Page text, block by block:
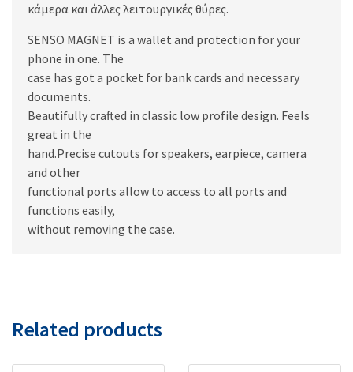
κάμερα και άλλες λειτουργικές θύρες.
SENSO MAGNET is a wallet and protection for your
phone in one. The
case has got a pocket for bank cards and necessary
documents.
Beautifully crafted in classic low profile design. Feels
great in the
hand.Precise cutouts for speakers, earpiece, camera
and other
functional ports allow to access to all ports and
functions easily,
without removing the case.
Related products